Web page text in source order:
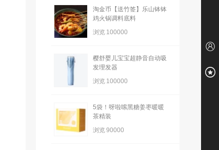
淘金币【送竹签】乐山钵钵
鸡火锅调料底料
浏览 100000
樱舒婴儿宝宝超静音自动吸
发理发器
浏览 100000
5袋！呀啦嗦黑糖姜枣暖暖
茶精装
浏览90000